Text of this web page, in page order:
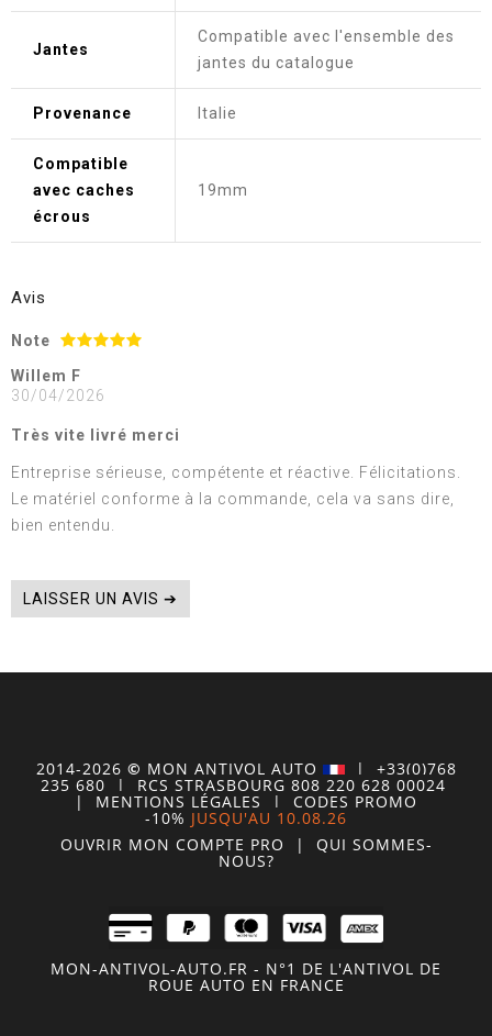
Jantes
Compatible avec l'ensemble des
jantes du catalogue
Provenance Italie
Compatible
avec caches
écrous
19mm
Avis
Note
Willem F
30/04/2026
Très vite livré merci
Entreprise sérieuse, compétente et réactive. Félicitations.
Le matériel conforme à la commande, cela va sans dire,
bien entendu.
LAISSER UN AVIS ➔
2014-2026 © MON ANTIVOL AUTO | +33(0)768
235 680 | RCS STRASBOURG 808 220 628 00024
| MENTIONS LÉGALES | CODES PROMO
-10% JUSQU'AU 10.08.26
OUVRIR MON COMPTE PRO | QUI SOMMES-
NOUS?
MON-ANTIVOL-AUTO.FR - N°1 DE L'ANTIVOL DE
ROUE AUTO EN FRANCE